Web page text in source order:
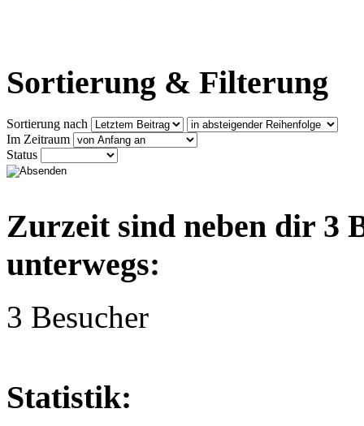
Sortierung & Filterung
Sortierung nach
Im Zeitraum
Status
Zurzeit sind neben dir 3
unterwegs:
3 Besucher
Statistik: